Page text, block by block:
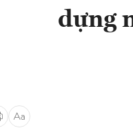
dựng